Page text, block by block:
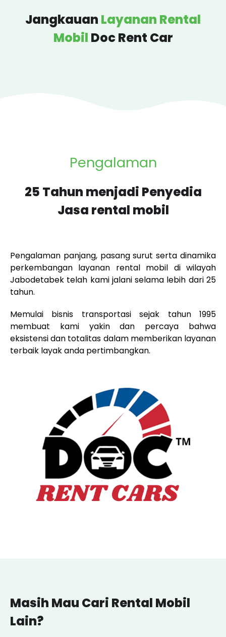
Jangkauan Layanan Rental
Mobil Doc Rent Car
Pengalaman
25 Tahun menjadi Penyedia
Jasa rental mobil
Pengalaman panjang, pasang surut serta dinamika
perkembangan layanan rental mobil di wilayah
Jabodetabek telah kami jalani selama lebih dari 25
tahun.
Memulai bisnis transportasi sejak tahun 1995
membuat kami yakin dan percaya bahwa
eksistensi dan totalitas dalam memberikan layanan
terbaik layak anda pertimbangkan.
Masih Mau Cari Rental Mobil
Lain?